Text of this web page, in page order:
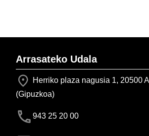
Arrasateko Udala
Herriko plaza nagusia 1, 20500
(Gipuzkoa)
943 25 20 00